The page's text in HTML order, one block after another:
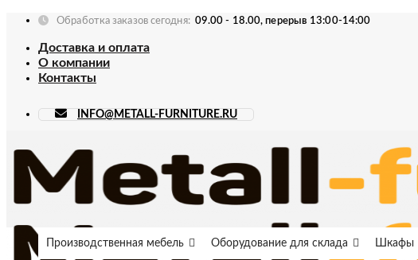
Skip
content
Обработка заказов сегодня: 09.00 - 18.00, перерыв 13:00-14:00
Доставка и оплата
О компании
Контакты
INFO@METALL-FURNITURE.RU
Производственная мебель Оборудование для склада Шкафы